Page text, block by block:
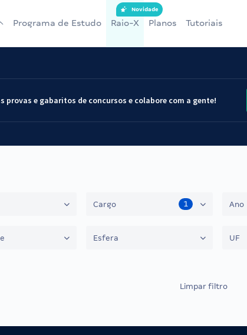
Programa de Estudo Raio-X
Novidade
Planos Tutoriais
provas e gabaritos de concursos e colabore com a gente!
Cargo 1 Ano
Esfera UF
Limpar filtro